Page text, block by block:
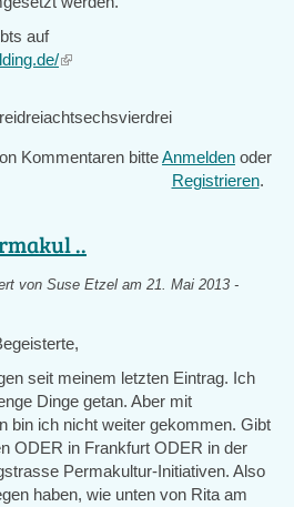
auf
(link
Kommentaren bitteAnmelden oder
Registrieren.
..
von Suse Etzel am 21. Mai 2013 -
seit meinem letzten Eintrag. Ich
Dinge getan. Aber mit
bin ich nicht weiter gekommen. Gibt
ODER in Frankfurt ODER in der
Permakultur-Initiativen. Also
haben, wie unten von Rita am